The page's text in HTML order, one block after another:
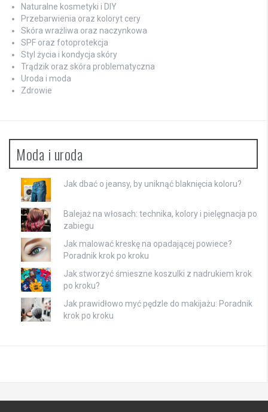
Naturalne kosmetyki i DIY
Przebarwienia oraz koloryt cery
Skóra wrażliwa oraz naczynkowa
SPF oraz fotoprotekcja
Styl życia i kondycja skóry
Trądzik oraz skóra problematyczna
Uroda i moda
Zdrowie
Moda i uroda
Jak dbać o jeansy, by uniknąć blaknięcia koloru?
Balejaż na włosach: technika, kolory i pielęgnacja po
zabiegu
Jak malować kreskę na opadającej powiece?
Poradnik krok po kroku
Jak stworzyć śmieszne koszulki z nadrukiem krok
po kroku?
Jak prawidłowo myć pędzle do makijażu: Poradnik
krok po kroku